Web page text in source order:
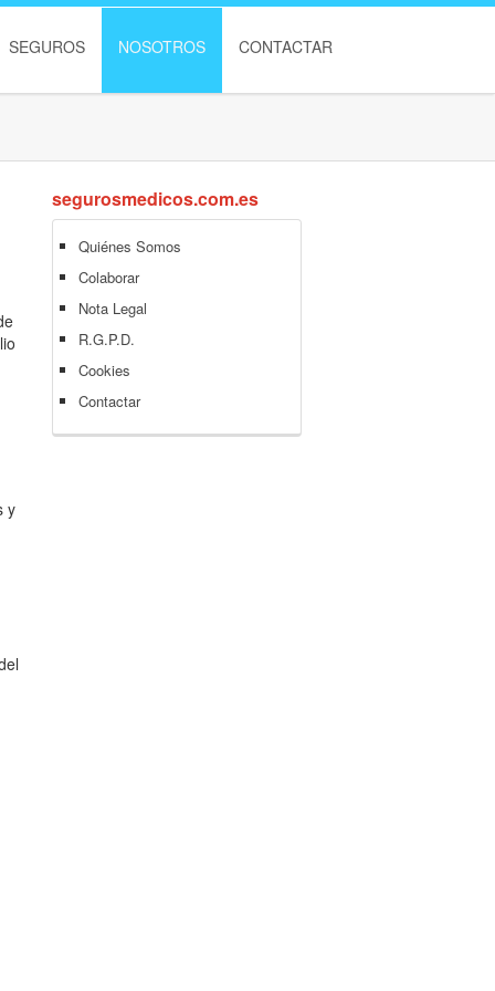
SEGUROS NOSOTROS CONTACTAR
y
segurosmedicos.com.es
Quiénes Somos
Colaborar
Nota Legal
R.G.P.D.
Cookies
Contactar